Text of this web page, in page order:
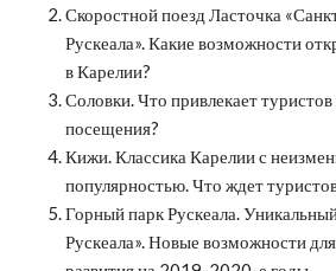
Скоростной поезд Ласточка
Рускеала». Какие возможности
в Карелии?
Соловки. Что привлекает
посещения?
Кижи. Классика Карелии с
популярностью. Что ждет
Горный парк Рускеала.
Рускеала». Новые возможности